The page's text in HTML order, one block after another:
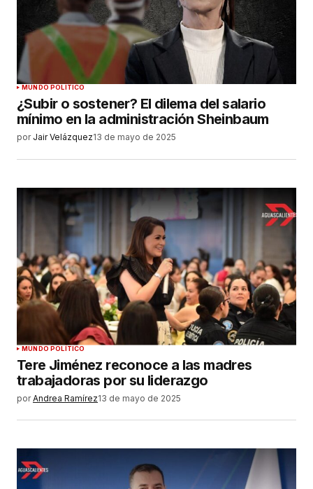
MUNDO POLÍTICO
¿Subir o sostener? El dilema del salario
mínimo en la administración Sheinbaum
por Jair Velázquez13 de mayo de 2025
MUNDO POLÍTICO
Tere Jiménez reconoce a las madres
trabajadoras por su liderazgo
por Andrea Ramírez13 de mayo de 2025